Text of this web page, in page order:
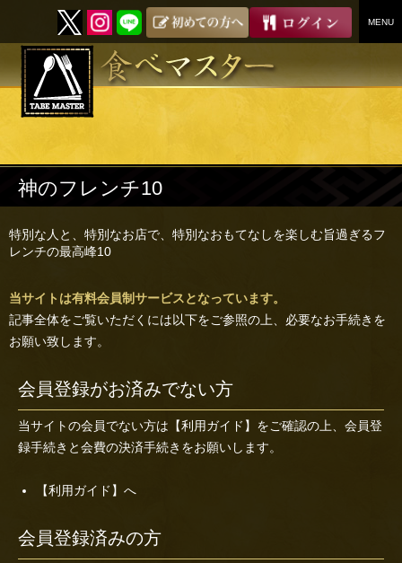
MENU
SKIP
神のフレンチ10
特別な人と、特別なお店で、特別なおもてなしを楽しむ旨過ぎるフ
レンチの最高峰10
当サイトは有料会員制サービスとなっています。
記事全体をご覧いただくには以下をご参照の上、必要なお手続きを
お願い致します。
会員登録がお済みでない方
当サイトの会員でない方は 【利用ガイド】 をご確認の上、会員登
録手続きと会費の決済手続きをお願いします。
【利用ガイド】へ
会員登録済みの方